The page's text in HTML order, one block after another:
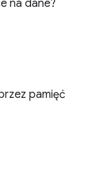
na dane?
pamięć